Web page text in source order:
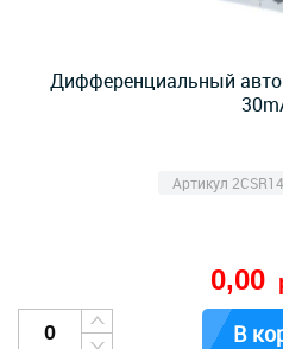
Дифференциальный
Артикул
0,00
В